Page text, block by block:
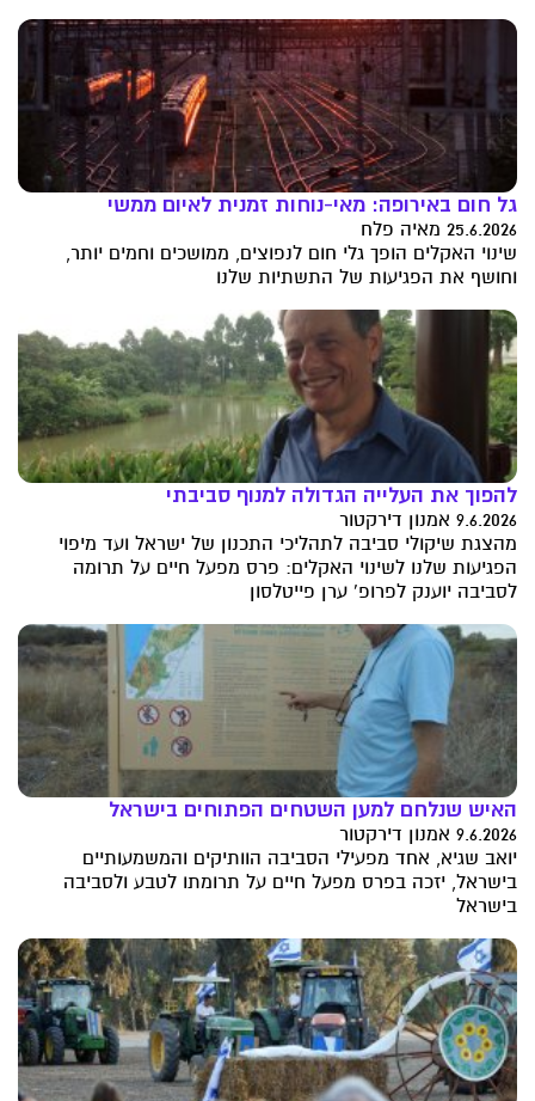
גל חום באירופה: מאי-נוחות זמנית לאיום ממשי
25.6.2026 מאיה פלח
שינוי האקלים הופך גלי חום לנפוצים, ממושכים וחמים יותר,
וחושף את הפגיעות של התשתיות שלנו
להפוך את העלייה הגדולה למנוף סביבתי
9.6.2026 אמנון דירקטור
מהצגת שיקולי סביבה לתהליכי התכנון של ישראל ועד מיפוי
הפגיעות שלנו לשינוי האקלים: פרס מפעל חיים על תרומה
לסביבה יוענק לפרופ' ערן פייטלסון
האיש שנלחם למען השטחים הפתוחים בישראל
9.6.2026 אמנון דירקטור
יואב שגיא, אחד מפעילי הסביבה הוותיקים והמשמעותיים
בישראל, יזכה בפרס מפעל חיים על תרומתו לטבע ולסביבה
בישראל